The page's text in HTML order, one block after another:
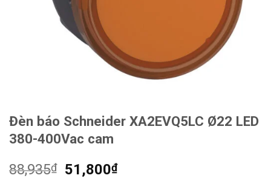
Đèn báo Schneider XA2EVQ5LC Ø22 LED
380-400Vac cam
88,935₫
Giá
51,800₫Giá